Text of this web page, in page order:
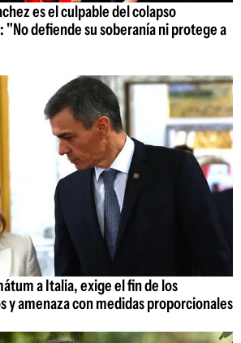
es el culpable del colapso
defiende su soberanía ni protege a
a Italia, exige el fin de los
amenaza con medidas proporcionales